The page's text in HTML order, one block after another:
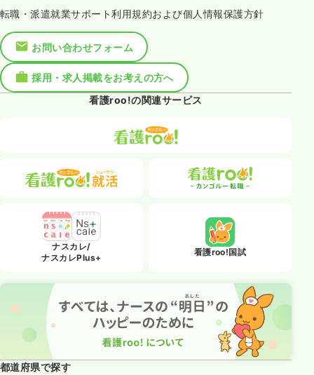
転職・派遣就業サポート利用規約および個人情報保護方針
お問い合わせフォーム
採用・求人掲載をお考えの方へ
看護roo!の関連サービス
ナスカレ/
ナスカレPlus+
看護roo!国試
都道府県で探す